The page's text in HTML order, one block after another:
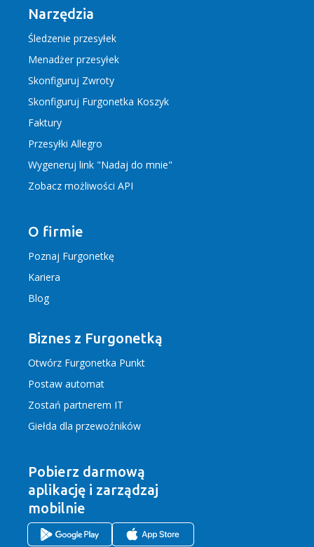
Narzędzia
Śledzenie przesyłek
Menadżer przesyłek
Skonfiguruj Zwroty
Skonfiguruj Furgonetka Koszyk
Faktury
Przesyłki Allegro
Wygeneruj link "Nadaj do mnie"
Zobacz możliwości API
O firmie
Poznaj Furgonetkę
Kariera
Blog
Biznes z Furgonetką
Otwórz Furgonetka Punkt
Postaw automat
Zostań partnerem IT
Giełda dla przewoźników
Pobierz darmową
aplikację i zarządzaj
mobilnie